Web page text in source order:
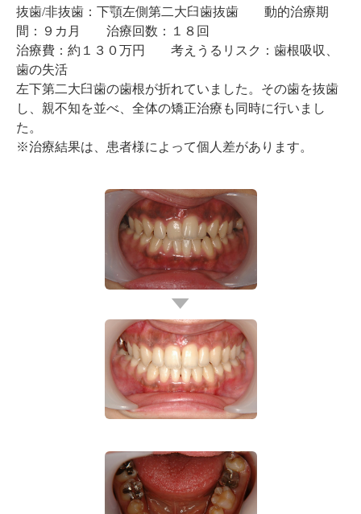
抜歯/非抜歯：下顎左側第二大臼歯抜歯 動的治療期
間：９カ月 治療回数：１８回
治療費：約１３０万円 考えうるリスク：歯根吸収、
歯の失活
左下第二大臼歯の歯根が折れていました。その歯を抜歯
し、親不知を並べ、全体の矯正治療も同時に行いまし
た。
※治療結果は、患者様によって個人差があります。